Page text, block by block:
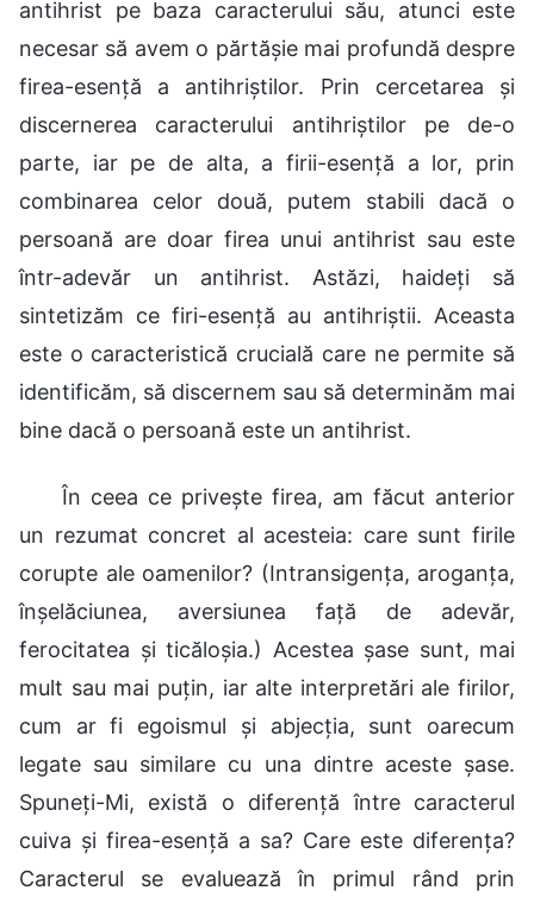
antihrist pe baza caracterului său, atunci este
necesar să avem o părtășie mai profundă despre
firea-esență a antihriștilor. Prin cercetarea și
discernerea caracterului antihriștilor pe de-o
parte, iar pe de alta, a firii-esență a lor, prin
combinarea celor două, putem stabili dacă o
persoană are doar firea unui antihrist sau este
într-adevăr un antihrist. Astăzi, haideți să
sintetizăm ce firi-esență au antihriștii. Aceasta
este o caracteristică crucială care ne permite să
identificăm, să discernem sau să determinăm mai
bine dacă o persoană este un antihrist.
În ceea ce privește firea, am făcut anterior
un rezumat concret al acesteia: care sunt firile
corupte ale oamenilor? (Intransigența, aroganța,
înșelăciunea, aversiunea față de adevăr,
ferocitatea și ticăloșia.) Acestea șase sunt, mai
mult sau mai puțin, iar alte interpretări ale firilor,
cum ar fi egoismul și abjecția, sunt oarecum
legate sau similare cu una dintre aceste șase.
Spuneți-Mi, există o diferență între caracterul
cuiva și firea-esență a sa? Care este diferența?
Caracterul se evaluează în primul rând prin